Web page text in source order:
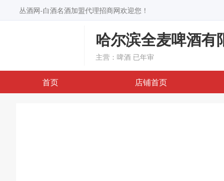
丛酒网-白酒名酒加盟代理招商网欢迎您！
哈尔滨全麦啤酒有
主营：啤酒 已年审
首页 店铺首页